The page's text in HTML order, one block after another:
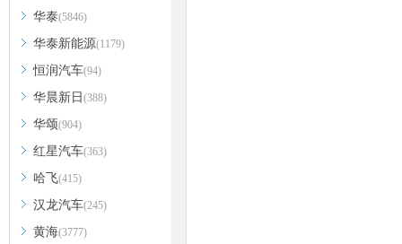
华泰(5846)
华泰新能源(1179)
恒润汽车(94)
华晨新日 (388)
华颂(904)
红星汽车(363)
哈飞(415)
汉龙汽车(245)
黄海(3777)